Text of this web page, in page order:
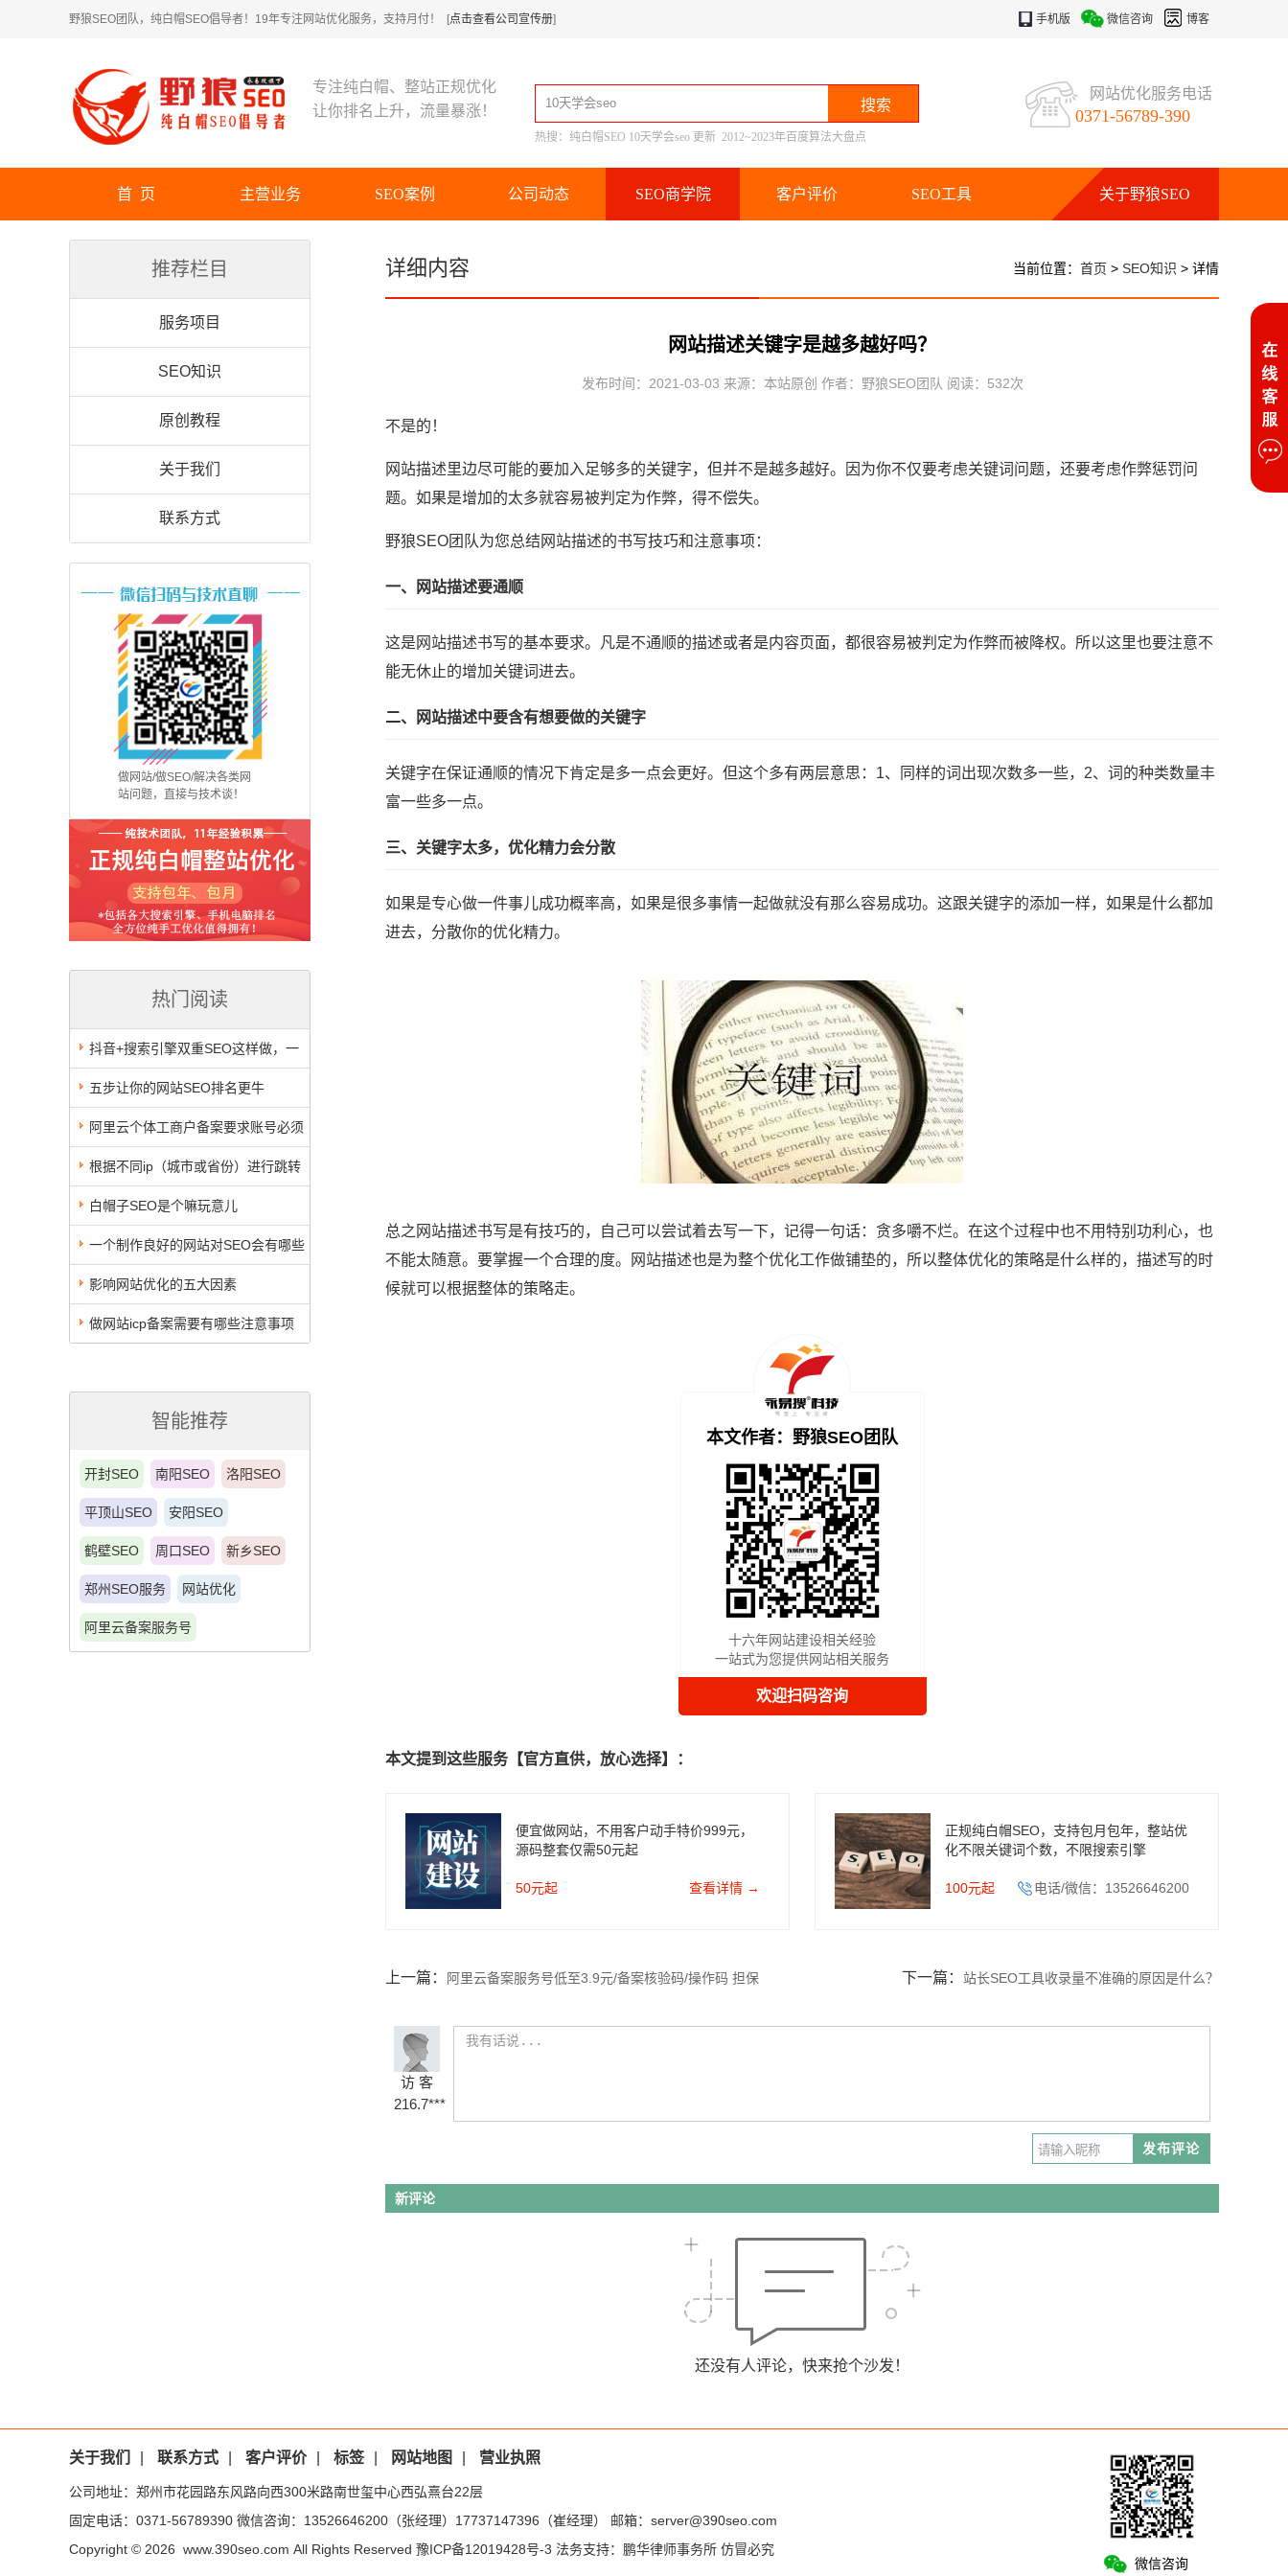
野狼SEO团队，纯白帽SEO倡导者！19年专注网站优化服务，支持月付！ [点击查看公司宣传册] 手机版 微信咨询 博客
专注纯白帽、整站正规优化
让你排名上升，流量暴涨！
热搜： 纯白帽SEO 10天学会seo 更新 2012~2023年百度算法大盘点
网站优化服务电话
0371-56789-390
首 页 主营业务 SEO案例 公司动态 SEO商学院 客户评价 SEO工具 关于野狼SEO
推荐栏目
服务项目
SEO知识
原创教程
关于我们
联系方式
做网站/做SEO/解决各类网
站问题，直接与技术谈！
热门阅读
抖音+搜索引擎双重SEO这样做，一
天5个留电话
五步让你的网站SEO排名更牛
阿里云个体工商户备案要求账号必须
实名认证，但实名认证不支持个体工商
户，该怎么办？
根据不同ip（城市或省份）进行跳转
的301重定向跳转代码
白帽子SEO是个嘛玩意儿
一个制作良好的网站对SEO会有哪些
正面积极影响
影响网站优化的五大因素
做网站icp备案需要有哪些注意事项
智能推荐
开封SEO 南阳SEO 洛阳SEO
平顶山SEO 安阳SEO
鹤壁SEO 周口SEO 新乡SEO
郑州SEO服务 网站优化
阿里云备案服务号
详细内容 当前位置： 首页 > SEO知识 > 详情
网站描述关键字是越多越好吗？
发布时间：2021-03-03 来源：本站原创 作者：野狼SEO团队 阅读： 532次
不是的！
网站描述里边尽可能的要加入足够多的关键字，但并不是越多越好。因为你不仅要考虑关键词问题，还要考虑作弊惩罚问
题。如果是增加的太多就容易被判定为作弊，得不偿失。
野狼SEO团队为您总结网站描述的书写技巧和注意事项：
一、网站描述要通顺
这是网站描述书写的基本要求。凡是不通顺的描述或者是内容页面，都很容易被判定为作弊而被降权。所以这里也要注意不
能无休止的增加关键词进去。
二、网站描述中要含有想要做的关键字
关键字在保证通顺的情况下肯定是多一点会更好。但这个多有两层意思：1、同样的词出现次数多一些，2、词的种类数量丰
富一些多一点。
三、关键字太多，优化精力会分散
如果是专心做一件事儿成功概率高，如果是很多事情一起做就没有那么容易成功。这跟关键字的添加一样，如果是什么都加
进去，分散你的优化精力。
总之网站描述书写是有技巧的，自己可以尝试着去写一下，记得一句话：贪多嚼不烂。在这个过程中也不用特别功利心，也
不能太随意。要掌握一个合理的度。网站描述也是为整个优化工作做铺垫的，所以整体优化的策略是什么样的，描述写的时
候就可以根据整体的策略走。
本文作者：野狼SEO团队
十六年网站建设相关经验
一站式为您提供网站相关服务
欢迎扫码咨询
本文提到这些服务【官方直供，放心选择】：
便宜做网站，不用客户动手特价999元，
源码整套仅需50元起
50元起 查看详情 →
正规纯白帽SEO，支持包月包年，整站优
化不限关键词个数，不限搜索引擎
100元起 电话/微信：13526646200
上一篇：
阿里云备案服务号低至3.9元/备案核验码/操作码 担保
下一篇： 站长SEO工具收录量不准确的原因是什么？
访 客
216.7***
发布评论
新评论
还没有人评论，快来抢个沙发！
关于我们 联系方式 客户评价 标签 网站地图 营业执照
公司地址：郑州市花园路东风路向西300米路南世玺中心西弘熹台22层
固定电话：0371-56789390 微信咨询：13526646200（张经理）17737147396（崔经理） 邮箱：server@390seo.com
Copyright © 2026 www.390seo.com All Rights Reserved 豫ICP备12019428号-3 法务支持：鹏华律师事务所 仿冒必究
微信咨询